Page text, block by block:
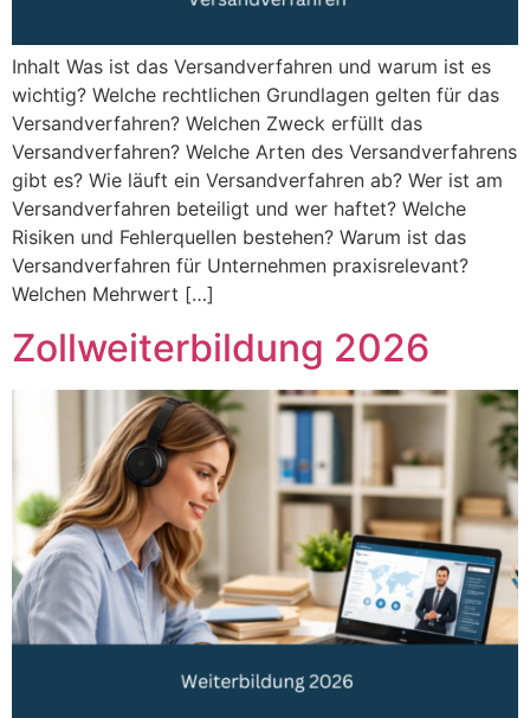
Inhalt Was ist das Versandverfahren und warum ist es
wichtig? Welche rechtlichen Grundlagen gelten für das
Versandverfahren? Welchen Zweck erfüllt das
Versandverfahren? Welche Arten des Versandverfahrens
gibt es? Wie läuft ein Versandverfahren ab? Wer ist am
Versandverfahren beteiligt und wer haftet? Welche
Risiken und Fehlerquellen bestehen? Warum ist das
Versandverfahren für Unternehmen praxisrelevant?
Welchen Mehrwert […]
Zollweiterbildung 2026